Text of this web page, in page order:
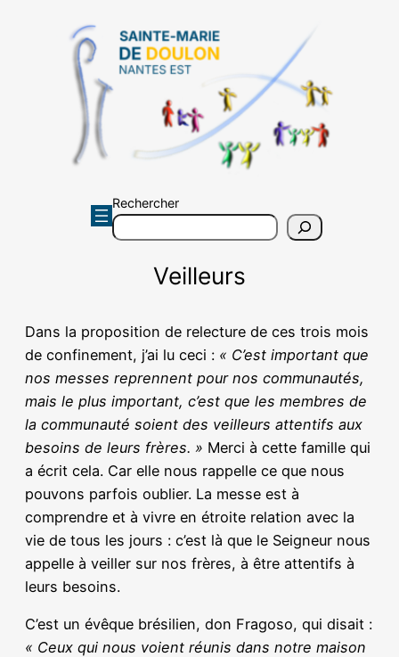
Rechercher
Veilleurs
Dans la proposition de relecture de ces trois mois
de confinement, j’ai lu ceci : « C’est important que
nos messes reprennent pour nos communautés,
mais le plus important, c’est que les membres de
la communauté soient des veilleurs attentifs aux
besoins de leurs frères. » Merci à cette famille qui
a écrit cela. Car elle nous rappelle ce que nous
pouvons parfois oublier. La messe est à
comprendre et à vivre en étroite relation avec la
vie de tous les jours : c’est là que le Seigneur nous
appelle à veiller sur nos frères, à être attentifs à
leurs besoins.
C’est un évêque brésilien, don Fragoso, qui disait :
« Ceux qui nous voient réunis dans notre maison